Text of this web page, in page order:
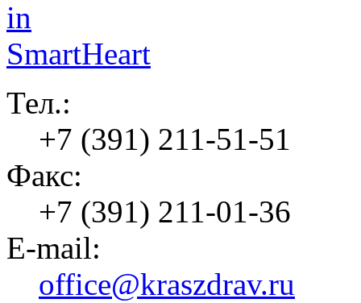
Тел.:
+7 (391) 211-51-51
Факс:
+7 (391) 211-01-36
E-mail:
office@kraszdrav.ru